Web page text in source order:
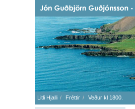
Litli Hjalli Fréttir Veður kl 1800.